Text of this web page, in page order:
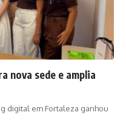
nova sede e amplia
digital em Fortaleza ganhou